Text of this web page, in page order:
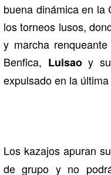
buena dinámica en la
los torneos lusos,
y marcha
Benfica, Luisaoy su
expulsado en la
Los kazajos apuran
de grupo y no